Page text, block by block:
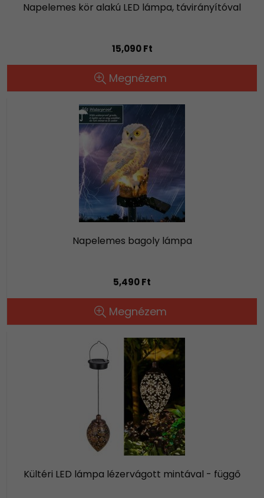
Napelemes kör alakú LED lámpa, távirányítóval
15,090 Ft
Megnézem
Napelemes bagoly lámpa
5,490 Ft
Megnézem
Kültéri LED lámpa lézervágott mintával - függő